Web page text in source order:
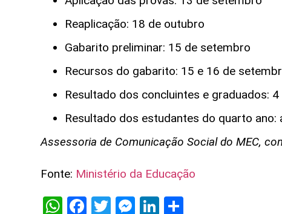
Reaplicação: 18 de outubro
Gabarito preliminar: 15 de setembro
Recursos do gabarito: 15 e 16 de
Resultado dos concluintes e graduados:
Resultado dos estudantes do quarto
Assessoria de Comunicação Social do MEC,
Fonte: Ministério da Educação
WhatsApp
Facebook
TwitterMessenger
LinkedIn